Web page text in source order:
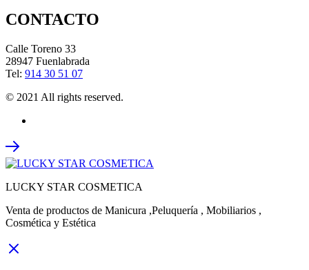
CONTACTO
Calle Toreno 33
28947 Fuenlabrada
Tel: 914 30 51 07
© 2021 All rights reserved.
LUCKY STAR COSMETICA
Venta de productos de Manicura ,Peluquería , Mobiliarios ,
Cosmética y Estética